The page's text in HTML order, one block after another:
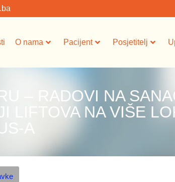
O nama Pacijent Posjetitelj
– RADOVI NA
LIFTOVA NA VIŠE
A